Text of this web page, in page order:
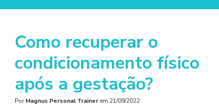
Como recuperar o
condicionamento físico
após a gestação?
PorMagnus Personal Trainer em 21/09/2022